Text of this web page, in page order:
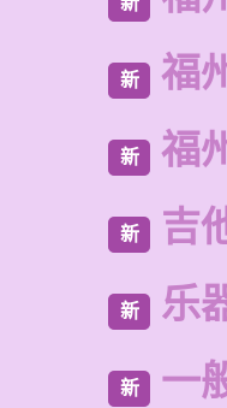
新 福
新 福
新 吉
新 乐
新 一